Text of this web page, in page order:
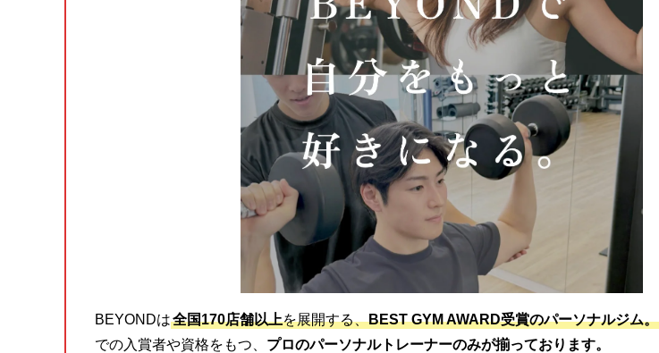
BEYONDは全国170店舗以上を展開する、BEST GYM AWARD受賞のパーソナルジム。
での入賞者や資格をもつ、 プロのパーソナルトレーナーのみが揃っております。